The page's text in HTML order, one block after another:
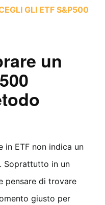
GLI ETF S&P500
un
ETF non indica un
Soprattutto in un
pensare di trovare
giusto per